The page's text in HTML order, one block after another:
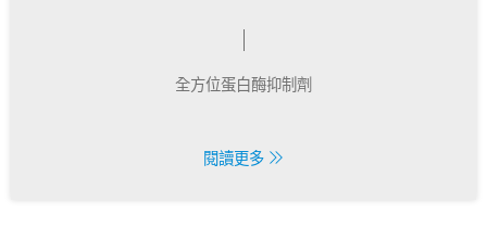
全方位蛋白酶抑制劑
閱讀更多